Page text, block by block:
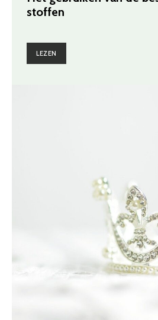
stoffen
LEZEN